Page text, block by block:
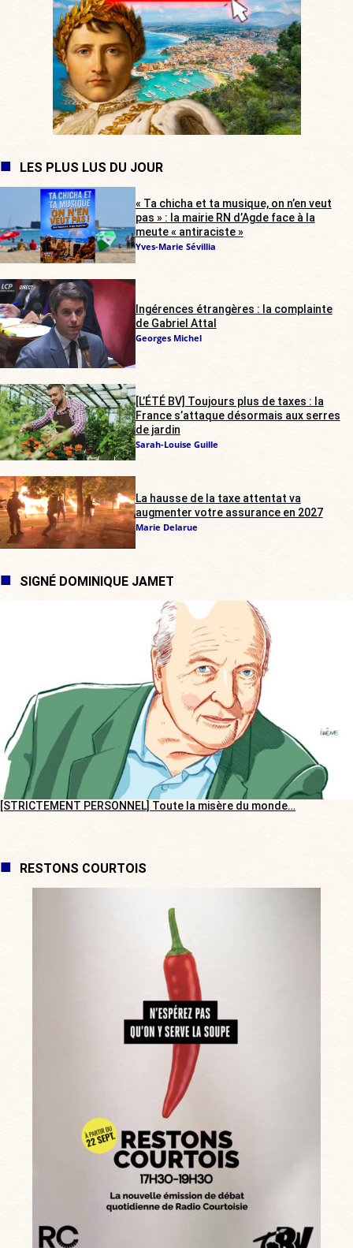
LES PLUS LUS DU JOUR
« Ta chicha et ta musique, on n’en veut
pas » : la mairie RN d’Agde face à la
meute « antiraciste »
Yves-Marie Sévillia
Ingérences étrangères : la complainte
de Gabriel Attal
Georges Michel
[L’ÉTÉ BV] Toujours plus de taxes : la
France s’attaque désormais aux serres
de jardin
Sarah-Louise Guille
La hausse de la taxe attentat va
augmenter votre assurance en 2027
Marie Delarue
SIGNÉ DOMINIQUE JAMET
[STRICTEMENT PERSONNEL] Toute la misère du monde…
RESTONS COURTOIS